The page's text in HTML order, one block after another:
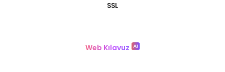
SSL
Web Kılavuz